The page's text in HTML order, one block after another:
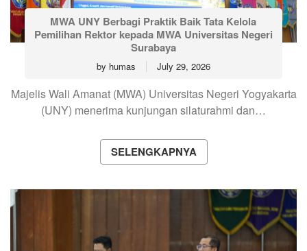
MWA UNY Berbagi Praktik Baik Tata Kelola
Pemilihan Rektor kepada MWA Universitas Negeri
Surabaya
by humas July 29, 2026
Majelis Wali Amanat (MWA) Universitas Negeri Yogyakarta
(UNY) menerima kunjungan silaturahmi dan…
SELENGKAPNYA